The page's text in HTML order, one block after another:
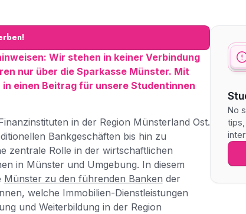
Wir stehen in keiner Verbindung
nur über die Sparkasse Münster. Mit
einen Beitrag für unsere Studentinnen
in der Region Münsterland Ost.
Bankgeschäften bis hin zu
zentrale Rolle in der wirtschaftlichen
in Münster und Umgebung. In diesem
Münster zu den führenden Banken der
welche Immobilien-Dienstleistungen
und Weiterbildung in der Region
No